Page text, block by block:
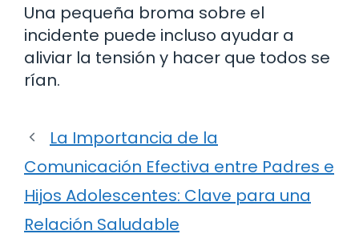
Una pequeña broma sobre el
incidente puede incluso ayudar a
aliviar la tensión y hacer que todos se
rían.
La Importancia de la
Comunicación Efectiva entre Padres e
Hijos Adolescentes: Clave para una
Relación Saludable